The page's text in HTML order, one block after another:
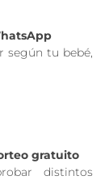
según tu bebé,
gratuito
distintos